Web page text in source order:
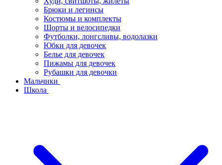
Брюки и легинсы
Костюмы и комплекты
Шорты и велосипедки
Футболки, лонгсливы, водолазки
Юбки для девочек
Белье для девочек
Пижамы для девочек
Рубашки для девочки
Мальчики
Школа